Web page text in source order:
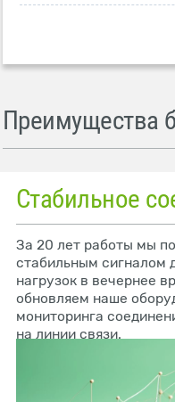
Преимущества
Стабильное
За 20 лет работы мы
стабильным сигналом
нагрузок в вечернее
обновляем наше
мониторинга
на линии связи.